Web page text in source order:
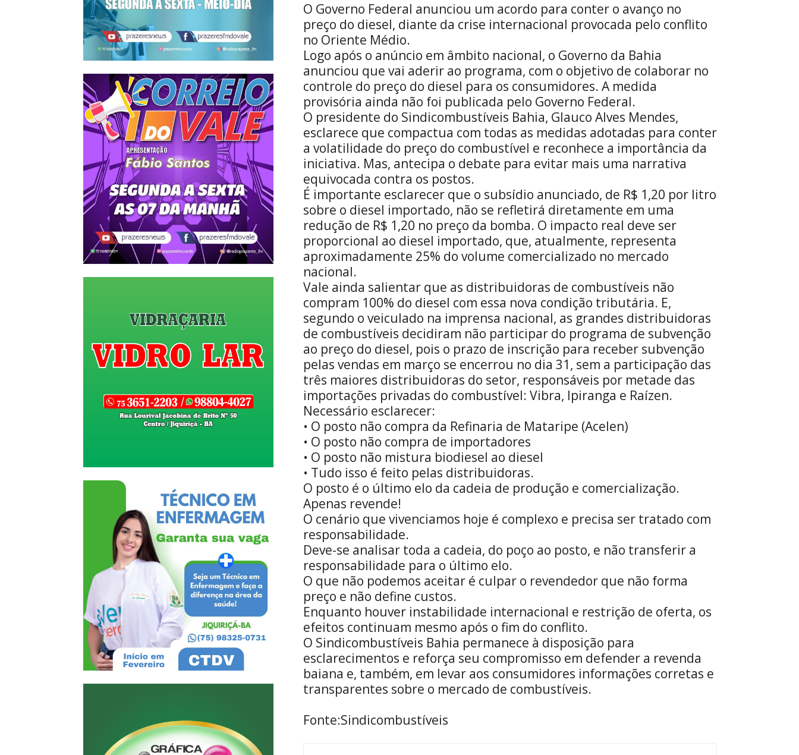
O Governo Federal anunciou um acordo para conter o avanço no
preço do diesel, diante da crise internacional provocada pelo conflito
no Oriente Médio.
Logo após o anúncio em âmbito nacional, o Governo da Bahia
anunciou que vai aderir ao programa, com o objetivo de colaborar no
controle do preço do diesel para os consumidores. A medida
provisória ainda não foi publicada pelo Governo Federal.
O presidente do Sindicombustíveis Bahia, Glauco Alves Mendes,
esclarece que compactua com todas as medidas adotadas para conter
a volatilidade do preço do combustível e reconhece a importância da
iniciativa. Mas, antecipa o debate para evitar mais uma narrativa
equivocada contra os postos.
É importante esclarecer que o subsídio anunciado, de R$ 1,20 por litro
sobre o diesel importado, não se refletirá diretamente em uma
redução de R$ 1,20 no preço da bomba. O impacto real deve ser
proporcional ao diesel importado, que, atualmente, representa
aproximadamente 25% do volume comercializado no mercado
nacional.
Vale ainda salientar que as distribuidoras de combustíveis não
compram 100% do diesel com essa nova condição tributária. E,
segundo o veiculado na imprensa nacional, as grandes distribuidoras
de combustíveis decidiram não participar do programa de subvenção
ao preço do diesel, pois o prazo de inscrição para receber subvenção
pelas vendas em março se encerrou no dia 31, sem a participação das
três maiores distribuidoras do setor, responsáveis por metade das
importações privadas do combustível: Vibra, Ipiranga e Raízen.
Necessário esclarecer:
• O posto não compra da Refinaria de Mataripe (Acelen)
• O posto não compra de importadores
• O posto não mistura biodiesel ao diesel
• Tudo isso é feito pelas distribuidoras.
O posto é o último elo da cadeia de produção e comercialização.
Apenas revende!
O cenário que vivenciamos hoje é complexo e precisa ser tratado com
responsabilidade.
Deve-se analisar toda a cadeia, do poço ao posto, e não transferir a
responsabilidade para o último elo.
O que não podemos aceitar é culpar o revendedor que não forma
preço e não define custos.
Enquanto houver instabilidade internacional e restrição de oferta, os
efeitos continuam mesmo após o fim do conflito.
O Sindicombustíveis Bahia permanece à disposição para
esclarecimentos e reforça seu compromisso em defender a revenda
baiana e, também, em levar aos consumidores informações corretas e
transparentes sobre o mercado de combustíveis.
Fonte:Sindicombustíveis